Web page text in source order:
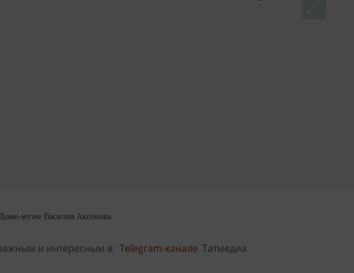
музее Василия Аксёнова.
и интересным в Telegram-канале Татмедиа